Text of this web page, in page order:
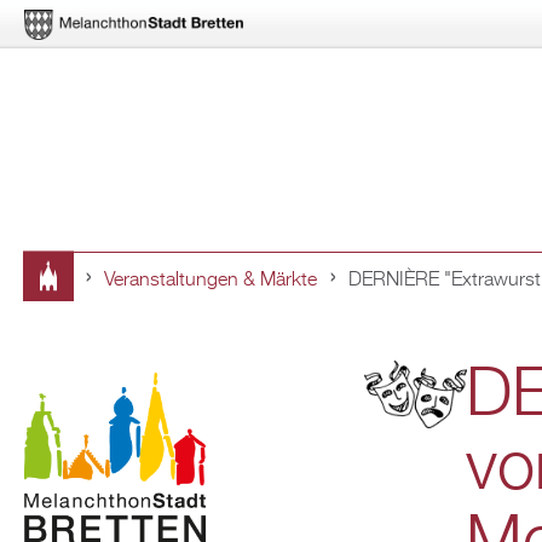
hier
Ver­an­stal­tun­gen & Märk­te DER­NIÈ­RE